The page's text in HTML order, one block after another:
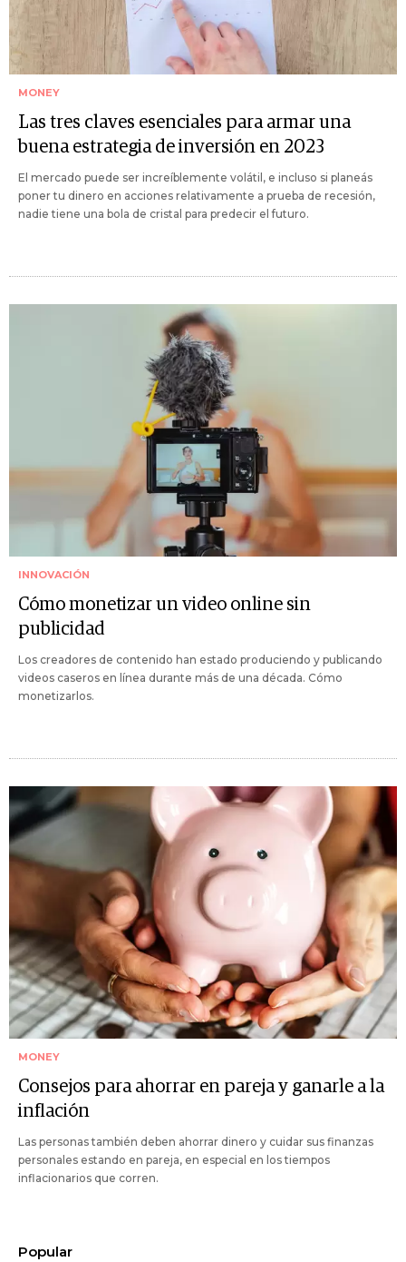
MONEY
Las tres claves esenciales para armar una
buena estrategia de inversión en 2023
El mercado puede ser increíblemente volátil, e incluso si planeás
poner tu dinero en acciones relativamente a prueba de recesión,
nadie tiene una bola de cristal para predecir el futuro.
INNOVACIÓN
Cómo monetizar un video online sin
publicidad
Los creadores de contenido han estado produciendo y publicando
videos caseros en línea durante más de una década. Cómo
monetizarlos.
MONEY
Consejos para ahorrar en pareja y ganarle a la
inflación
Las personas también deben ahorrar dinero y cuidar sus finanzas
personales estando en pareja, en especial en los tiempos
inflacionarios que corren.
Popular